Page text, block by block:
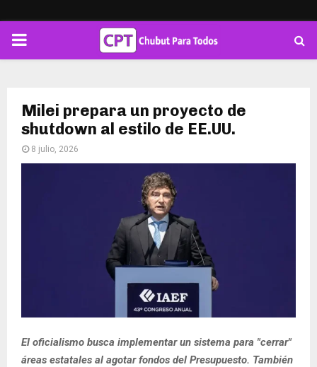
PRIMARY
Milei prepara un proyecto de
shutdown al estilo de EE.UU.
8 julio, 2026
El oficialismo busca implementar un sistema para "cerrar"
áreas estatales al agotar fondos del Presupuesto. También